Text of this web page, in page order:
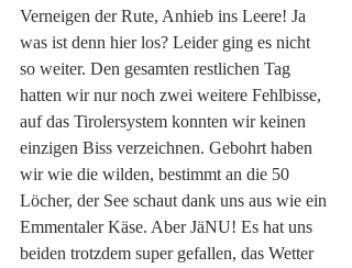
Verneigen der Rute, Anhieb ins Leere! Ja
was ist denn hier los? Leider ging es nicht
so weiter. Den gesamten restlichen Tag
hatten wir nur noch zwei weitere Fehlbisse,
auf das Tirolersystem konnten wir keinen
einzigen Biss verzeichnen. Gebohrt haben
wir wie die wilden, bestimmt an die 50
Löcher, der See schaut dank uns aus wie ein
Emmentaler Käse. Aber JäNU! Es hat uns
beiden trotzdem super gefallen, das Wetter